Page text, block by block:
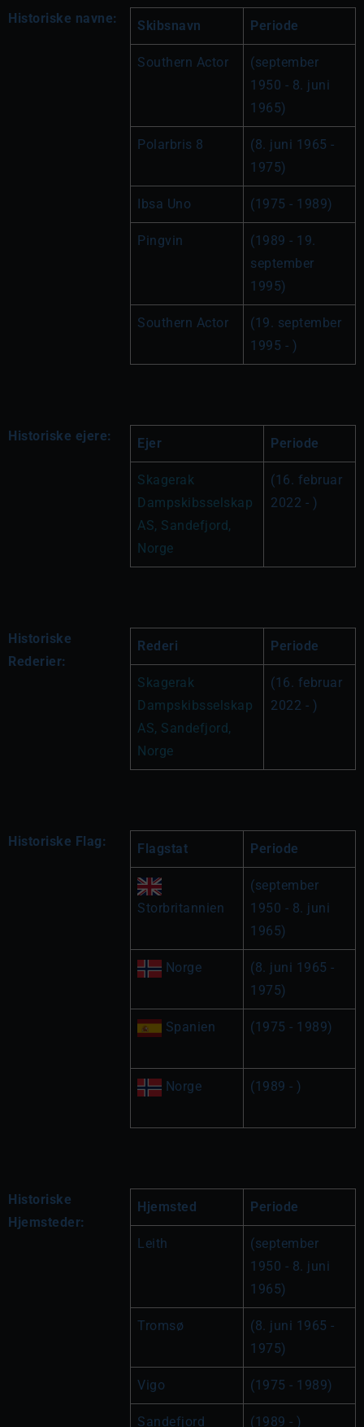
Historiske navne: Skibsnavn Periode
Southern Actor
(september
1950 - 8. juni
1965)
Polarbris 8
(8. juni 1965 -
1975)
Ibsa Uno (1975 - 1989)
Pingvin
(1989 - 19.
september
1995)
Southern Actor
(19. september
1995 - )
Historiske ejere: Ejer Periode
Skagerak
Dampskibsselskap
AS, Sandefjord,
Norge
(16. februar
2022 - )
Historiske
Rederier:
Rederi Periode
Skagerak
Dampskibsselskap
AS, Sandefjord,
Norge
(16. februar
2022 - )
Historiske Flag: Flagstat Periode
Storbritannien
(september
1950 - 8. juni
1965)
Norge
(8. juni 1965 -
1975)
Spanien (1975 - 1989)
Norge (1989 - )
Historiske
Hjemsteder:
Hjemsted Periode
Leith
(september
1950 - 8. juni
1965)
Tromsø
(8. juni 1965 -
1975)
Vigo (1975 - 1989)
Sandefjord (1989 - )